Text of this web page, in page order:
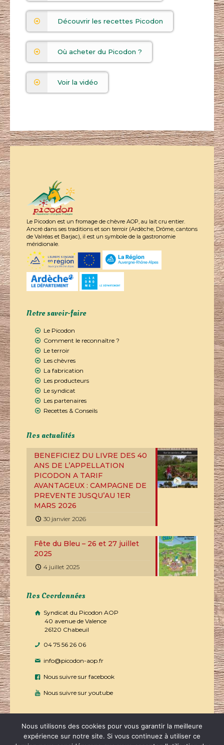
Découvrir les recettes Picodon
Où acheter du Picodon ?
Voir la vidéo
Le Picodon est un fromage de chèvre AOP, au lait cru entier.
Ancré dans ses traditions et son terroir (Ardèche, Drôme, cantons
de Valréas et Barjac), il est un symbole de la gastronomie
méridionale.
Notre savoir-faire
Le Picodon
Comment le reconnaître ?
Le terroir
Les chèvres
La fabrication
Les producteurs
Le syndicat
Les partenaires
Recettes & Conseils
Nos actualités
BENEFICIEZ DU LIVRE DES 40
ANS DE L’APPELLATION
PICODON A TARIF
AVANTAGEUX : CAMPAGNE DE
PREVENTE JUSQU’AU 1ER
MARS 2026
30 janvier 2026
Fête du Bleu – 26 et 27 juillet
2025
4 juillet 2025
Nos Coordonnées
Syndicat du Picodon AOP
40 avenue de Valence
26120 Chabeuil
04 75 56 26 06
info@picodon-aop.fr
Nous suivre sur facebook
Nous suivre sur youtube
Nous utilisons des cookies pour vous garantir la meilleure
expérience sur notre site. Si vous continuez à utiliser ce